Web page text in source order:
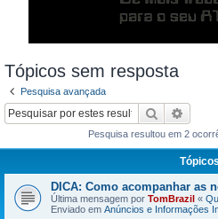
Tópicos sem resposta
Pesquisa avançada
Pesquisar
Pesquisa resultou em 2
Tópicos
DICA: Como acompanhar as
Última mensagem por TomBrazil «
Enviado em Anúncios e Informações